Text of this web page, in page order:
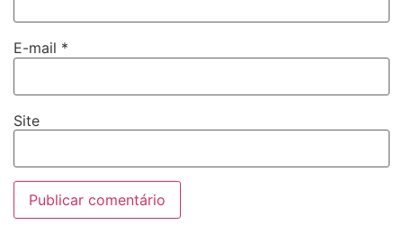
E-mail *
Site